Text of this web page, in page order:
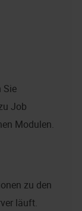
Sie
Job
Modulen.
zu den
läuft.